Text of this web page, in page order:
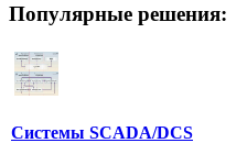
Популярные решения:
Системы SCADA/DCS